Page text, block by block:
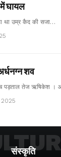
घायल
था उम्र कैद की सजा…
शव
पड़ताल तेज ऋषिकेश ।
2025
संस्कृति